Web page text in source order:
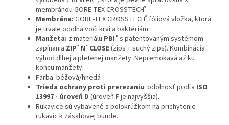
membránou GORE-TEX CROSSTECH®.
Membrána: GORE-TEX CROSSTECH® fóliová vložka, ktorá
je trvale odolná voči krvi a baktériám.
Manžeta: z materiálu PBI® s patentovaným systémom
zapínania ZIP`N`CLOSE(zips + suchý zips). Kombinácia
výhod dlhej a pletenej manžety. Nepremokavá až ku
koncu manžety.
Farba: béžová/hnedá
Trieda ochrany proti prerezaniu: odolnosť podľa ISO
13997 - úroveň D (úroveň F je najvyššia).
Rukavice sú vybavené s polokrúžkom na prichytenie
rukavíc k zásahovej bunde.